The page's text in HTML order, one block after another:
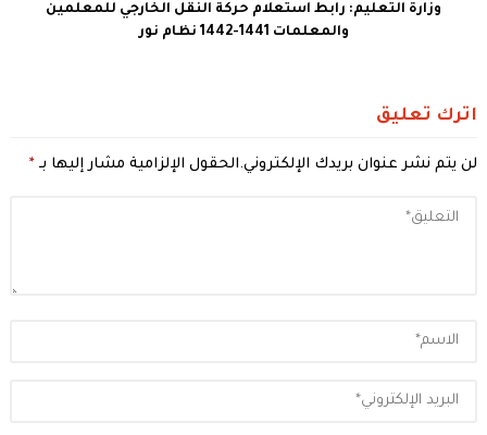
وزارة التعليم: رابط استعلام حركة النقل الخارجي للمعلمين
والمعلمات 1441-1442 نظام نور
اترك تعليق
لن يتم نشر عنوان بريدك الإلكتروني.الحقول الإلزامية مشار إليها بـ *